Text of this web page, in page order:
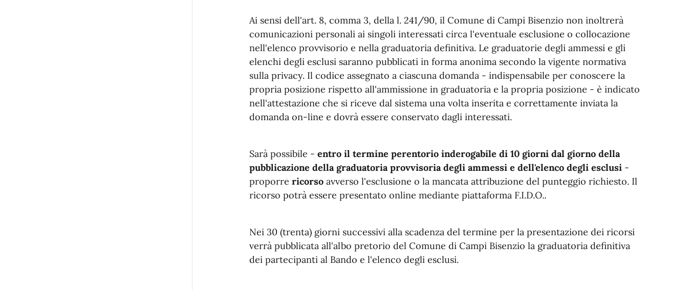
Ai sensi dell'art. 8, comma 3, della l. 241/90, il Comune di Campi Bisenzio non inoltrerà
comunicazioni personali ai singoli interessati circa l'eventuale esclusione o collocazione
nell'elenco provvisorio e nella graduatoria definitiva. Le graduatorie degli ammessi e gli
elenchi degli esclusi saranno pubblicati in forma anonima secondo la vigente normativa
sulla privacy. Il codice assegnato a ciascuna domanda - indispensabile per conoscere la
propria posizione rispetto all'ammissione in graduatoria e la propria posizione - è indicato
nell'attestazione che si riceve dal sistema una volta inserita e correttamente inviata la
domanda on-line e dovrà essere conservato dagli interessati.
Sarà possibile - entro il termine perentorio inderogabile di 10 giorni dal giorno della
pubblicazione della graduatoria provvisoria degli ammessi e dell'elenco degli esclusi-
proporre ricorsoavverso l'esclusione o la mancata attribuzione del punteggio richiesto. Il
ricorso potrà essere presentato online mediante piattaforma F.I.D.O..
Nei 30 (trenta) giorni successivi alla scadenza del termine per la presentazione dei ricorsi
verrà pubblicata all'albo pretorio del Comune di Campi Bisenzio la graduatoria definitiva
dei partecipanti al Bando e l'elenco degli esclusi.